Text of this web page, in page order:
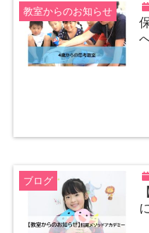
教室からのお知らせ
ブログ